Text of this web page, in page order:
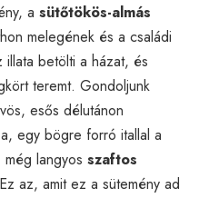
a sütőtökös-almás
melegének és a családi
betölti a házat, és
teremt. Gondoljunk
esős délutánon
egy bögre forró itallal a
langyos szaftos
az, amit ez a sütemény ad